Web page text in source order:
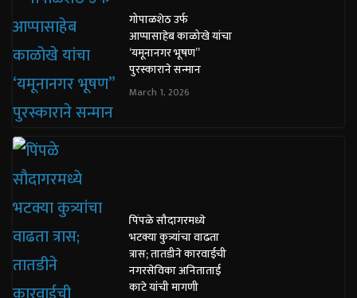
गोपाळशेठ उर्फ
आप्पासाहेब काळोखे यांचा
‘यमूनानगर भूषण”
पुरस्काराने सन्मान
March 1, 2026
पिंपळे सौदागरमध्ये
भटक्या कुत्र्यांचा वाढता
त्रास; तातडीने कारवाईची
नगरसेविका अनिताताई
काटे यांची मागणी